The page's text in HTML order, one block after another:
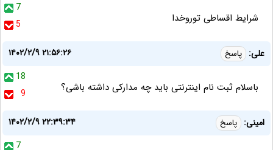
7
5
شرایط اقساطی توروخدا
علی: پاسخ
۱۴۰۲/۲/۹ ۲۱:۵۶:۲۶
18
9
باسلام ثبت نام اینترنتی باید چه مدارکی داشته باشی؟
امینی: پاسخ
۱۴۰۲/۲/۹ ۲۲:۳۹:۳۴
7